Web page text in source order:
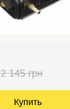
2 145 грн
Купить